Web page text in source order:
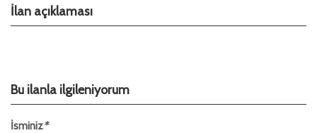
İlan açıklaması
Bu ilanla ilgileniyorum
İsminiz*